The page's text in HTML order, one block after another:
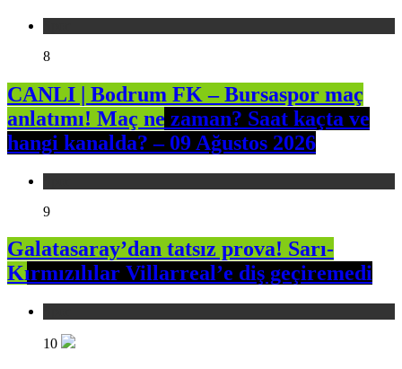
8
CANLI | Bodrum FK – Bursaspor maç
anlatımı! Maç ne zaman? Saat kaçta ve
hangi kanalda? – 09 Ağustos 2026
9
Galatasaray’dan tatsız prova! Sarı-
Kırmızılılar Villarreal’e diş geçiremedi
10